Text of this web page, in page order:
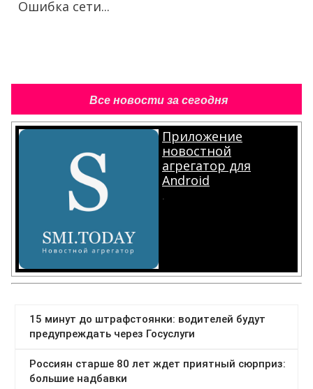
Ошибка сети...
Все новости за сегодня
Приложение
новостной
агрегатор для
Android
.